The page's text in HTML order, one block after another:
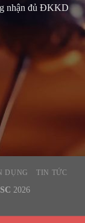
nhận đủ ĐKKD
DỤNG TIN TỨC
2026